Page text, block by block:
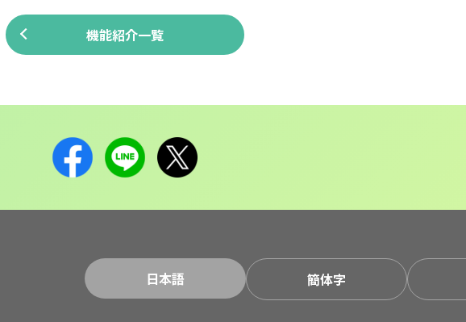
機能紹介一覧
日本語 簡体字